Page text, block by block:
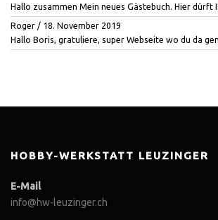
Hallo zusammen Mein neues Gästebuch. Hier dürft
Roger / 18. November 2019
Hallo Boris, gratuliere, super Webseite wo du da
HOBBY-WERKSTATT LEUZINGER
E-Mail
info@hw-leuzinger.ch